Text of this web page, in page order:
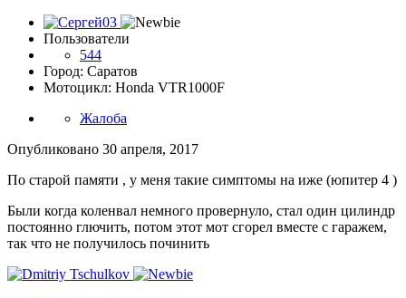
Пользователи
544
Город: Саратов
Мотоцикл: Honda VTR1000F
Жалоба
Опубликовано 30 апреля, 2017
По старой памяти , у меня такие симптомы на иже (юпитер 4 )
Были когда коленвал немного провернуло, стал один цилиндр
постоянно глючить, потом этот мот сгорел вместе с гаражем,
так что не получилось починить